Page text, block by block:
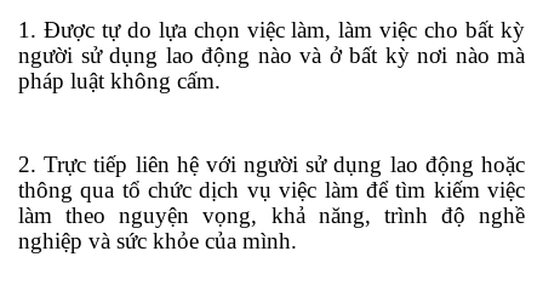
1. Được tự do lựa chọn việc làm, làm việc cho bất kỳ
người sử dụng lao động nào và ở bất kỳ nơi nào mà
pháp luật không cấm.
2. Trực tiếp liên hệ với người sử dụng lao động hoặc
thông qua tổ chức dịch vụ việc làm để tìm kiếm việc
làm theo nguyện vọng, khả năng, trình độ nghề
nghiệp và sức khỏe của mình.